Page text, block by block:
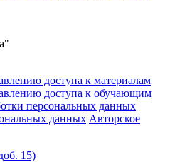
доступа к материалам
доступа к обучающим
персональных данных
данных Авторское
15)